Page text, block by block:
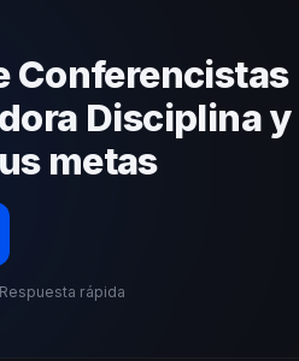
Conferencistas
Disciplina y
metas
Respuesta rápida